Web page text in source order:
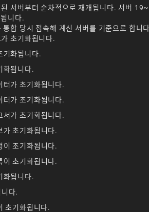
된 서버부터 순차적으로 재개됩니다. 서버
니다.
통합 당시 접속해 계신 서버를 기준으로 합니
초기화됩니다.
기화됩니다.
화됩니다.
터가 초기화됩니다.
터가 초기화됩니다.
서가 초기화됩니다.
가 초기화됩니다.
이 초기화됩니다.
이 초기화됩니다.
화됩니다.
다.
초기화됩니다.